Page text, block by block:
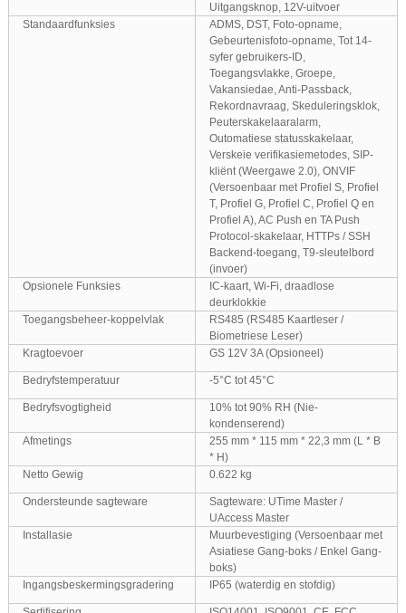
Uitgangsknop, 12V-uitvoer
Standaardfunksies
ADMS, DST, Foto-opname,
Gebeurtenisfoto-opname, Tot 14-
syfer gebruikers-ID,
Toegangsvlakke, Groepe,
Vakansiedae, Anti-Passback,
Rekordnavraag, Skeduleringsklok,
Peuterskakelaaralarm,
Outomatiese statusskakelaar,
Verskeie verifikasiemetodes, SIP-
kliënt (Weergawe 2.0), ONVIF
(Versoenbaar met Profiel S, Profiel
T, Profiel G, Profiel C, Profiel Q en
Profiel A), AC Push en TA Push
Protocol-skakelaar, HTTPs / SSH
Backend-toegang, T9-sleutelbord
(invoer)
Opsionele Funksies
IC-kaart, Wi-Fi, draadlose
deurklokkie
Toegangsbeheer-koppelvlak
RS485 (RS485 Kaartleser /
Biometriese Leser)
Kragtoevoer
GS 12V 3A (Opsioneel)
Bedryfstemperatuur -5°C tot 45°C
Bedryfsvogtigheid
10% tot 90% RH (Nie-
kondenserend)
Afmetings
255 mm * 115 mm * 22,3 mm (L * B
* H)
Netto Gewig
0.622 kg
Ondersteunde sagteware
Sagteware: UTime Master /
UAccess Master
Installasie
Muurbevestiging (Versoenbaar met
Asiatiese Gang-boks / Enkel Gang-
boks)
Ingangsbeskermingsgradering
IP65 (waterdig en stofdig)